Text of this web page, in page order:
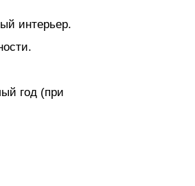
интерьер.
год (при